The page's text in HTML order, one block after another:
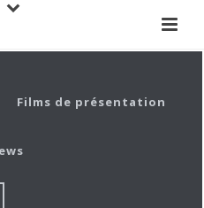
Films de présentation